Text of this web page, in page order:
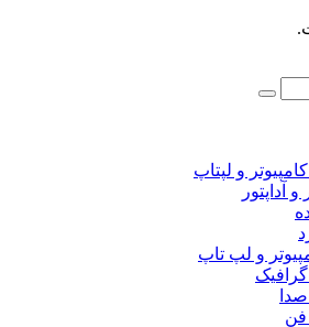
و لپتاپ
و آداپتور
و لپ تاپ
فن